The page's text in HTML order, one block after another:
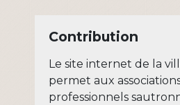
Contribution
Le site internet de la
permet aux
professionnels